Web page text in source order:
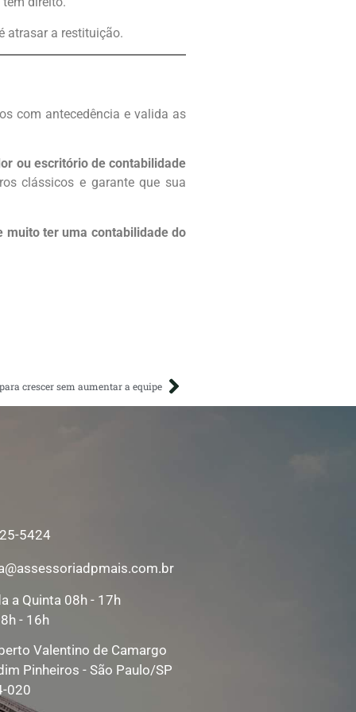
atrasar a restituição.
com antecedência e valida as
ou escritório de contabilidade
clássicos e garante que sua
muito ter uma contabilidade do
crescer sem aumentar a equipe
5424
a Quinta 08h - 17h
- 16h
Valentino de Camargo
Pinheiros - São Paulo/SP
020